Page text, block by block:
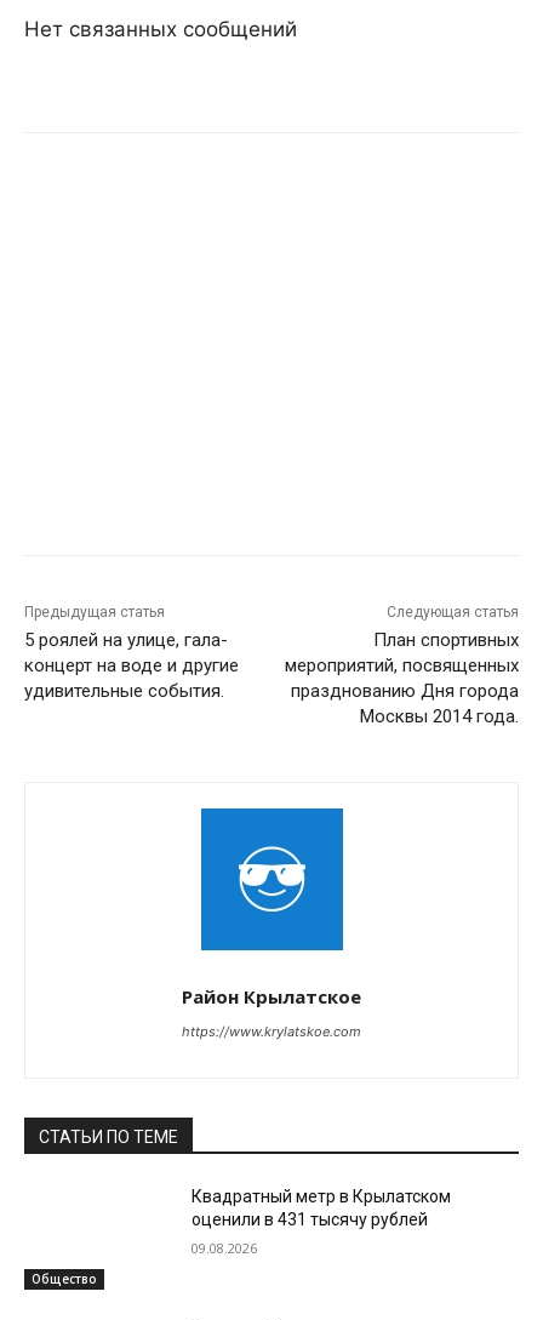
Нет связанных сообщений
Предыдущая статья
5 роялей на улице, гала-
концерт на воде и другие
удивительные события.
Следующая статья
План спортивных
мероприятий, посвященных
празднованию Дня города
Москвы 2014 года.
Район Крылатское
https://www.krylatskoe.com
СТАТЬИ ПО ТЕМЕ
Общество
Квадратный метр в Крылатском
оценили в 431 тысячу рублей
09.08.2026